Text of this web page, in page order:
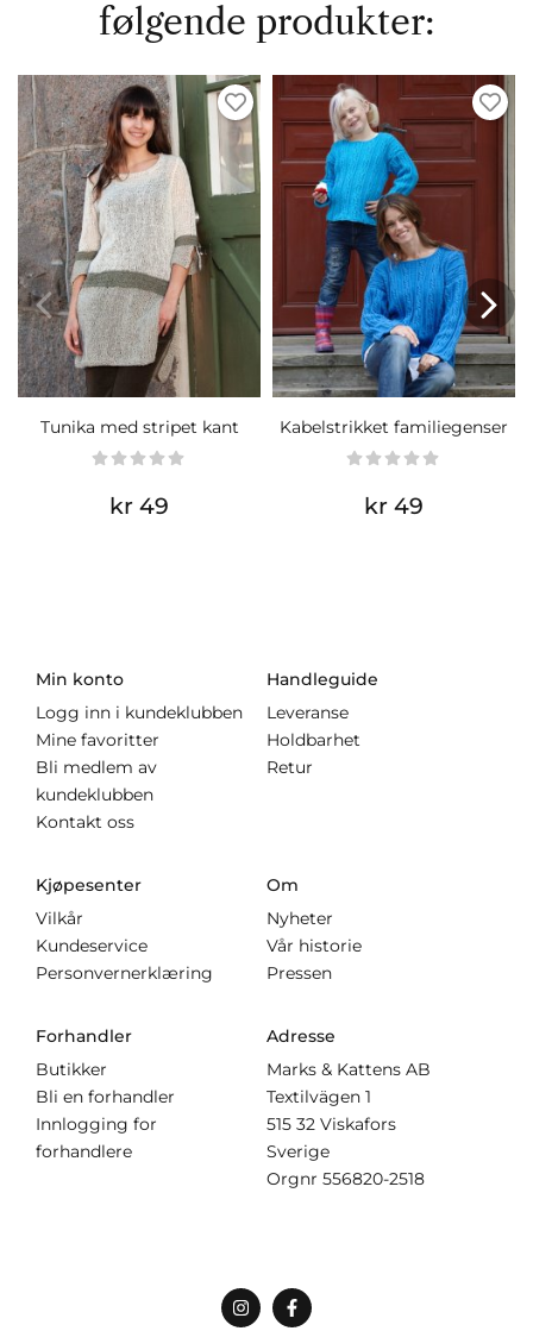
følgende produkter:
Tunika med stripet kant
kr 49
Kabelstrikket familiegenser
kr 49
Min konto
Logg inn i kundeklubben
Mine favoritter
Bli medlem av
kundeklubben
Kontakt oss
Handleguide
Leveranse
Holdbarhet
Retur
Kjøpesenter
Vilkår
Kundeservice
Personvernerklæring
Om
Nyheter
Vår historie
Pressen
Forhandler
Butikker
Bli en forhandler
Innlogging for
forhandlere
Adresse
Marks & Kattens AB
Textilvägen 1
515 32 Viskafors
Sverige
Orgnr 556820-2518